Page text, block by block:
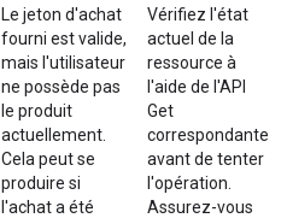
Le jeton d'achat
fourni est valide,
mais l'utilisateur
ne possède pas
le produit
actuellement.
Cela peut se
produire si
l'achat a été
Vérifiez l'état
actuel de la
ressource à
l'aide de l'API
Get
correspondante
avant de tenter
l'opération.
Assurez-vous